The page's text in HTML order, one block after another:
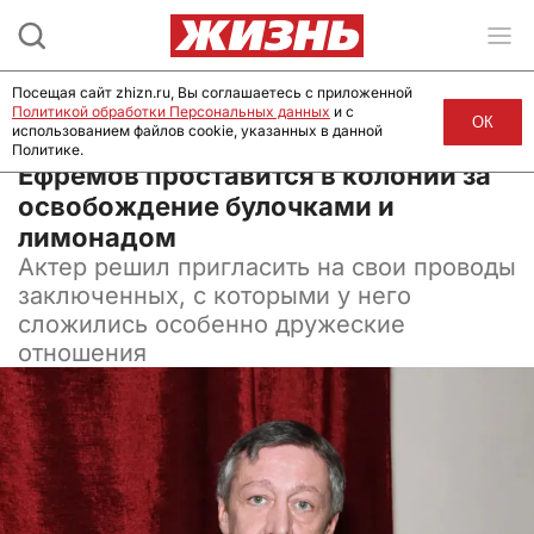
08 апреля 2025, 07:00
Ефремов проставится в колонии за
освобождение булочками и
лимонадом
Актер решил пригласить на свои проводы
заключенных, с которыми у него
сложились особенно дружеские
отношения
Посещая сайт zhizn.ru, Вы соглашаетесь с приложенной
Политикой обработки Персональных данных и с
использованием файлов cookie, указанных в данной
Политике.
ОК